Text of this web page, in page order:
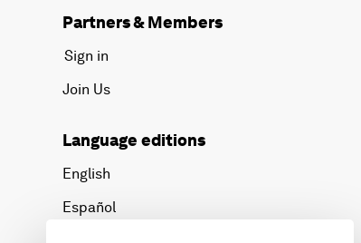
Partners & Members
Sign in
Join Us
Language editions
English
Español